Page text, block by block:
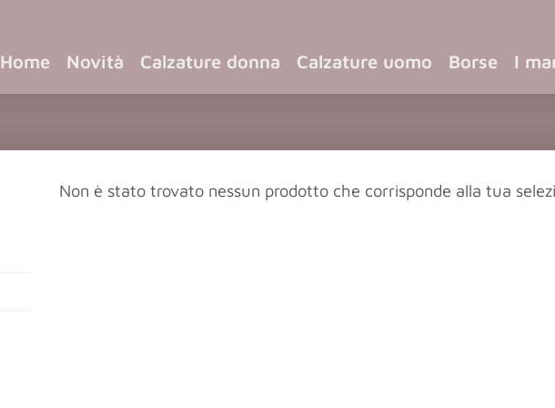
Home Novità Calzature donna Calzature uomo Borse I
Non è stato trovato nessun prodotto che corrisponde alla tua